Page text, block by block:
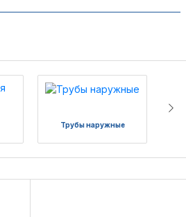
Трубы наружные